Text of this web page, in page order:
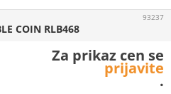
COIN RLB468
93237
Za prikaz cen se
prijavite
.